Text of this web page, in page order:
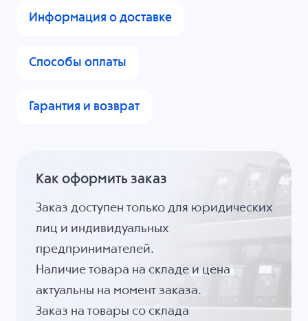
Информация о доставке
Способы оплаты
Гарантия и возврат
Как оформить заказ
Заказ доступен только для юридических
лиц и индивидуальных
предпринимателей.
Наличие товара на складе и цена
актуальны на момент заказа.
Заказ на товары со склада